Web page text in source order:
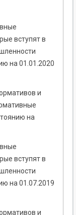
вступят в
на 01.01.2020
и
на
вступят в
на 01.07.2019
и